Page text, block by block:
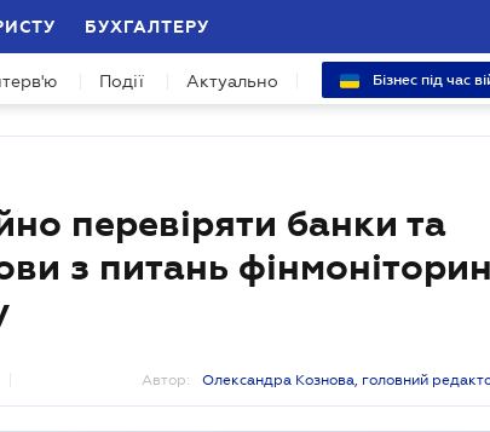
БУХГАЛТЕРУ
Події Актуально Бізнес під час
перевіряти банки та
з питань
Автор: Олександра Кознова, головний